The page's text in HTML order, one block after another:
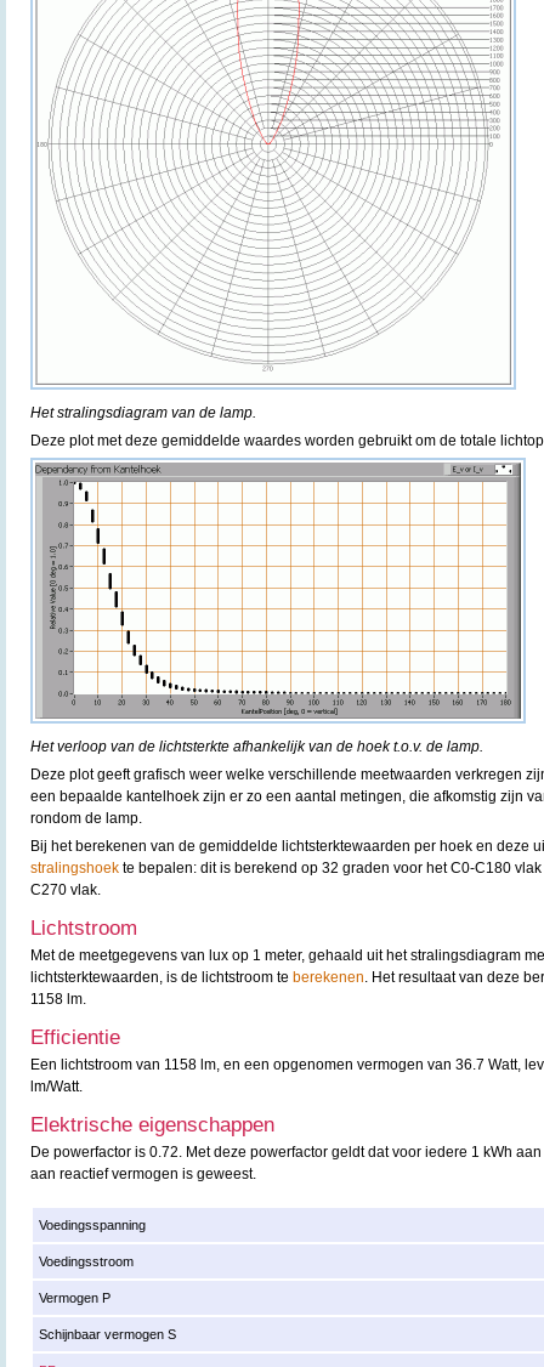
Het stralingsdiagram van de lamp.
Deze plot met deze gemiddelde waardes worden gebruikt om de totale
Het verloop van de lichtsterkte afhankelijk van de hoek t.o.v. de lamp.
Deze plot geeft grafisch weer welke verschillende meetwaarden verkregen
een bepaalde kantelhoek zijn er zo een aantal metingen, die afkomstig zijn
rondom de lamp.
Bij het berekenen van de gemiddelde lichtsterktewaarden per hoek en deze
stralingshoek te bepalen: dit is berekend op 32 graden voor het C0-C180
C270 vlak.
Lichtstroom
Met de meetgegevens van lux op 1 meter, gehaald uit het stralingsdiagram
lichtsterktewaarden, is de lichtstroom te berekenen. Het resultaat van deze
1158 lm.
Efficientie
Een lichtstroom van 1158 lm, en een opgenomen vermogen van 36.7 Watt,
lm/Watt.
Elektrische eigenschappen
De powerfactor is 0.72. Met deze powerfactor geldt dat voor iedere 1 kWh
aan reactief vermogen is geweest.
Voedingsspanning
Voedingsstroom
Vermogen P
Schijnbaar vermogen S